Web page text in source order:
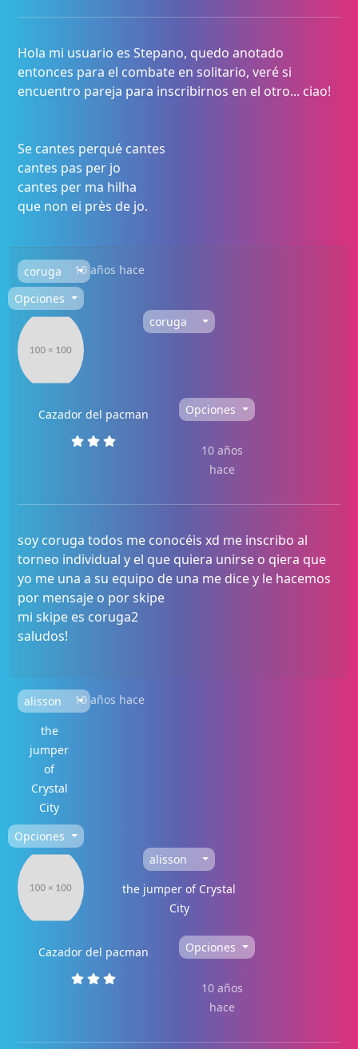
Hola mi usuario es Stepano, quedo anotado
entonces para el combate en solitario, veré si
encuentro pareja para inscribirnos en el otro... ciao!
Se cantes perqué cantes
cantes pas per jo
cantes per ma hilha
que non ei près de jo.
coruga
10 años hace
Opciones
coruga
Cazador del pacman Opciones
10 años
hace
soy coruga todos me conocéis xd me inscribo al
torneo individual y el que quiera unirse o qiera que
yo me una a su equipo de una me dice y le hacemos
por mensaje o por skipe
mi skipe es coruga2
saludos!
alisson
the
jumper
of
Crystal
City
10 años hace
Opciones
alisson
the jumper of Crystal
City
Cazador del pacman Opciones
10 años
hace